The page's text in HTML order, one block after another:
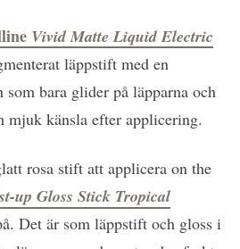
Vivid Matte Liquid Electric
läppstift med en
som bara glider på läpparna och
mjuk känsla efter applicering.
rosa stift att applicera on the
up Gloss Stick Tropical
Det är som läppstift och gloss i